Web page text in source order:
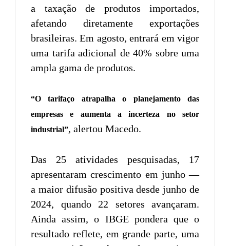
a taxação de produtos importados,
afetando diretamente exportações
brasileiras. Em agosto, entrará em vigor
uma tarifa adicional de 40% sobre uma
ampla gama de produtos.
“O tarifaço atrapalha o planejamento das
empresas e aumenta a incerteza no setor
industrial”, alertou Macedo.
Das 25 atividades pesquisadas, 17
apresentaram crescimento em junho —
a maior difusão positiva desde junho de
2024, quando 22 setores avançaram.
Ainda assim, o IBGE pondera que o
resultado reflete, em grande parte, uma